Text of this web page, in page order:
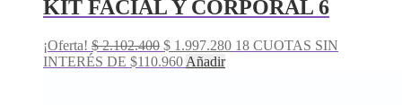
KIT FACIAL Y CORPORAL 6
¡Oferta! $2.102.400 El
precio
$ 1.997.280El18 CUOTAS SIN
INTERÉS DE $110.960 Añadir